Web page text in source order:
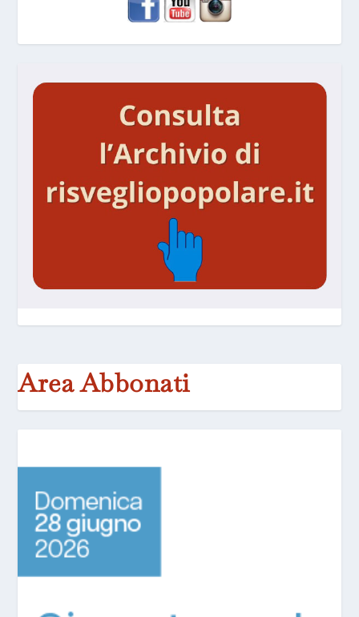
Area Abbonati